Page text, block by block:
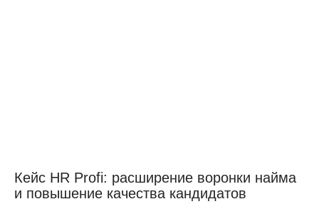
Кейс HR Profi: расширение воронки найма
и повышение качества кандидатов